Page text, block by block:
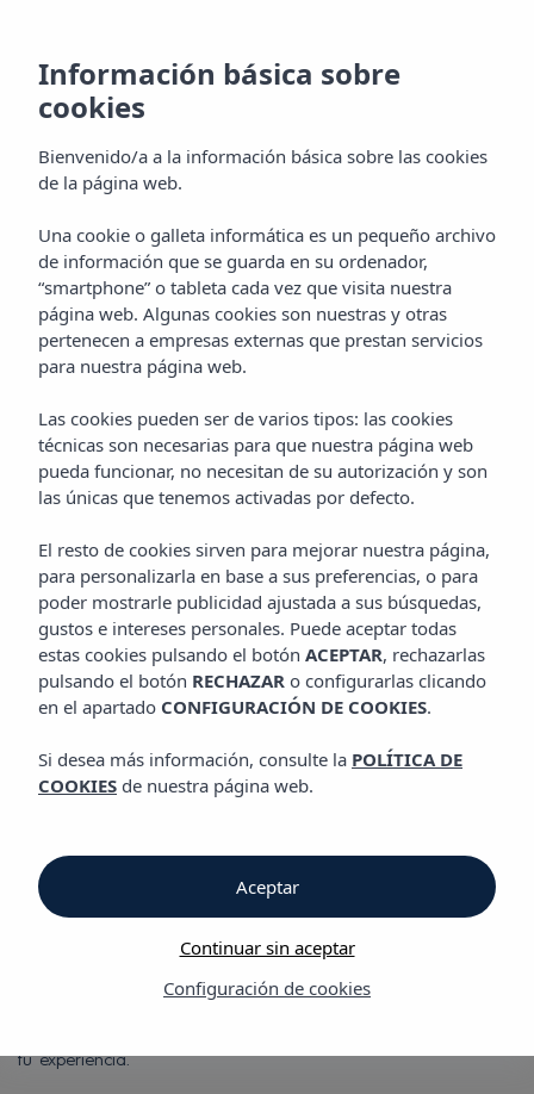
Estudios
Aparthotel Vibra Central City
Aparthotel Vibra Central City
HABITACIONES
Habitaciones
Aparthotel Vibra Central City
Estudios totalmente equipados
todos están equipados con aire acondicionado, televisión vía
satélite con canales musicales, teléfono, kitchenette, mini
nevera y baño completo. Algunos de ellos también disponen
Durante tu estancia podrás disfrutar de una magnífica piscina
tu experiencia.
Información básica sobre
cookies
Bienvenido/a a la información básica sobre las cookies
de la página web.
Una cookie o galleta informática es un pequeño archivo
de información que se guarda en su ordenador,
“smartphone” o tableta cada vez que visita nuestra
página web. Algunas cookies son nuestras y otras
pertenecen a empresas externas que prestan servicios
para nuestra página web.
Las cookies pueden ser de varios tipos: las cookies
técnicas son necesarias para que nuestra página web
pueda funcionar, no necesitan de su autorización y son
las únicas que tenemos activadas por defecto.
El resto de cookies sirven para mejorar nuestra página,
para personalizarla en base a sus preferencias, o para
poder mostrarle publicidad ajustada a sus búsquedas,
gustos e intereses personales. Puede aceptar todas
estas cookies pulsando el botón ACEPTAR, rechazarlas
pulsando el botón RECHAZAR o configurarlas clicando
en el apartado CONFIGURACIÓN DE COOKIES.
Si desea más información, consulte la POLÍTICA DE
COOKIES de nuestra página web.
Configuración de cookies
Continuar sin aceptar
Aceptar